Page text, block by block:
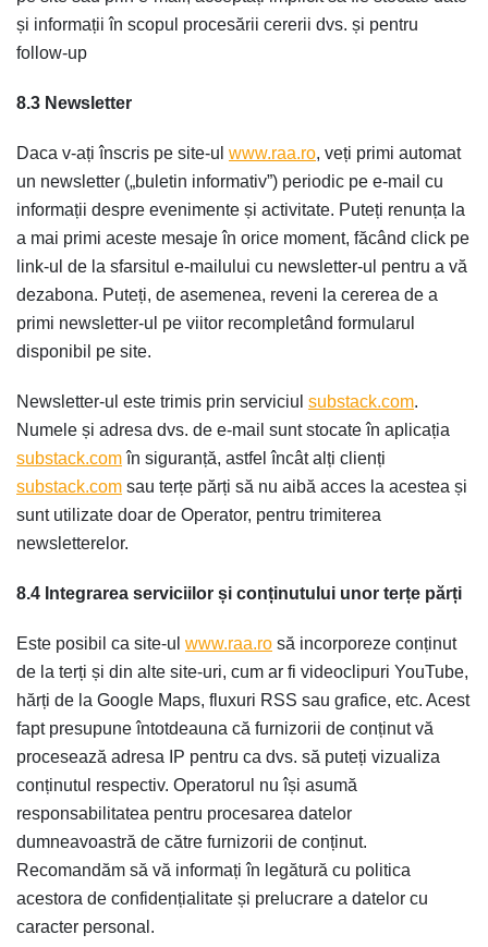
și informații în scopul procesării cererii dvs. și pentru
follow-up
8.3 Newsletter
Daca v-ați înscris pe site-ul www.raa.ro, veți primi automat
un newsletter („buletin informativ”) periodic pe e-mail cu
informații despre evenimente și activitate. Puteți renunța la
a mai primi aceste mesaje în orice moment, făcând click pe
link-ul de la sfarsitul e-mailului cu newsletter-ul pentru a vă
dezabona. Puteți, de asemenea, reveni la cererea de a
primi newsletter-ul pe viitor recompletând formularul
disponibil pe site.
Newsletter-ul este trimis prin serviciul substack.com.
Numele și adresa dvs. de e-mail sunt stocate în aplicația
substack.comîn siguranță, astfel încât alți clienți
substack.com sau terțe părți să nu aibă acces la acestea și
sunt utilizate doar de Operator, pentru trimiterea
newsletterelor.
8.4 Integrarea serviciilor și conținutului unor terțe părți
Este posibil ca site-ul www.raa.ro să incorporeze conținut
de la terți și din alte site-uri, cum ar fi videoclipuri YouTube,
hărți de la Google Maps, fluxuri RSS sau grafice, etc. Acest
fapt presupune întotdeauna că furnizorii de conținut vă
procesează adresa IP pentru ca dvs. să puteți vizualiza
conținutul respectiv. Operatorul nu își asumă
responsabilitatea pentru procesarea datelor
dumneavoastră de către furnizorii de conținut.
Recomandăm să vă informați în legătură cu politica
acestora de confidențialitate și prelucrare a datelor cu
caracter personal.